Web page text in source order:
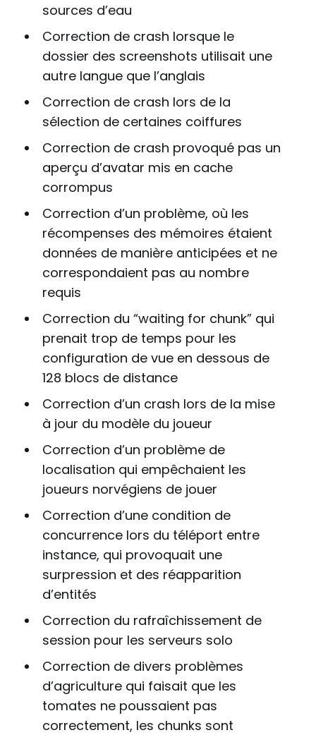
sources d’eau
Correction de crash lorsque le
dossier des screenshots utilisait une
autre langue que l’anglais
Correction de crash lors de la
sélection de certaines coiffures
Correction de crash provoqué pas un
aperçu d’avatar mis en cache
corrompus
Correction d’un problème, où les
récompenses des mémoires étaient
données de manière anticipées et ne
correspondaient pas au nombre
requis
Correction du “waiting for chunk” qui
prenait trop de temps pour les
configuration de vue en dessous de
128 blocs de distance
Correction d’un crash lors de la mise
à jour du modèle du joueur
Correction d’un problème de
localisation qui empêchaient les
joueurs norvégiens de jouer
Correction d’une condition de
concurrence lors du téléport entre
instance, qui provoquait une
surpression et des réapparition
d’entités
Correction du rafraîchissement de
session pour les serveurs solo
Correction de divers problèmes
d’agriculture qui faisait que les
tomates ne poussaient pas
correctement, les chunks sont